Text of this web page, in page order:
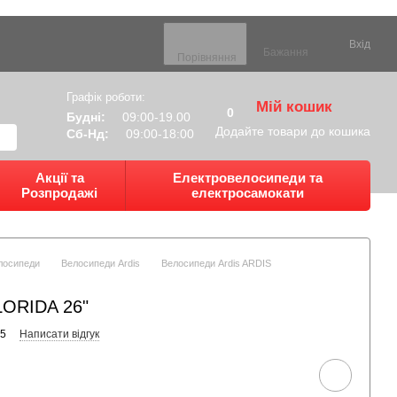
Порівняння
Бажання
Вхід
Графік роботи:
Будні:
09:00-19.00
Сб-Нд:
09:00-18:00
0 Мій кошик
Додайте товари до кошика
Акції та
Розпродажі
Електровелосипеди та
електросамокати
Велосипеди Ardis
Велосипеди Ardis ARDIS
26"
Написати відгук